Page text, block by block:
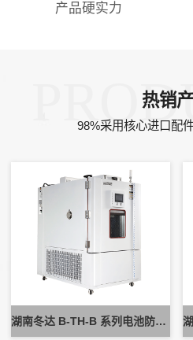
产品硬实力
热销
98%采用核心进口配
湖南冬达 B-TH-B 系列电池防爆试验箱 新能源电池高低温防爆测试设备